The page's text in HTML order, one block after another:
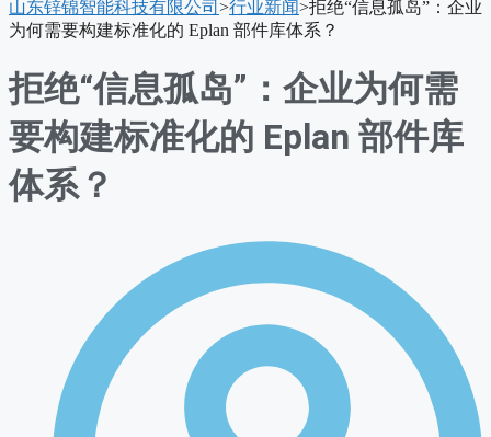
单
山东锌锦智能科技有限公司 >行业新闻>拒绝“信息孤岛”：企业
为何需要构建标准化的 Eplan 部件库体系？
拒绝“信息孤岛”：企业为何需
要构建标准化的 Eplan 部件库
体系？